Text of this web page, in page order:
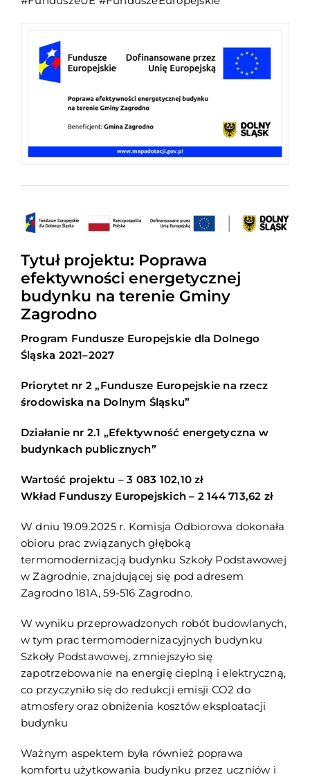
Tytuł projektu: Poprawa
efektywności energetycznej
budynku na terenie Gminy
Zagrodno
Program Fundusze Europejskie dla Dolnego
Śląska 2021–2027
Priorytet nr 2 „Fundusze Europejskie na rzecz
środowiska na Dolnym Śląsku”
Działanie nr 2.1 „Efektywność energetyczna w
budynkach publicznych”
Wartość projektu – 3 083 102,10 zł
Wkład Funduszy Europejskich – 2 144 713,62 zł
W dniu 19.09.2025 r. Komisja Odbiorowa dokonała
obioru prac związanych głęboką
termomodernizacją budynku Szkoły Podstawowej
w Zagrodnie, znajdującej się pod adresem
Zagrodno 181A, 59-516 Zagrodno.
W wyniku przeprowadzonych robót budowlanych,
w tym prac termomodernizacyjnych budynku
Szkoły Podstawowej, zmniejszyło się
zapotrzebowanie na energię cieplną i elektryczną,
co przyczyniło się do redukcji emisji CO2 do
atmosfery oraz obniżenia kosztów eksploatacji
budynku
Ważnym aspektem była również poprawa
komfortu użytkowania budynku przez uczniów i